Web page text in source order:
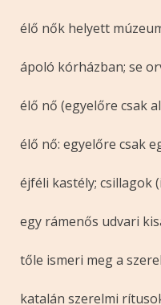
élő nők helyett
ápoló kórházban; se
élő nő (egyelőre csak
élő nő: egyelőre csak
éjféli kastély; csillagok
egy rámenős udvari
tőle ismeri meg a
katalán szerelmi